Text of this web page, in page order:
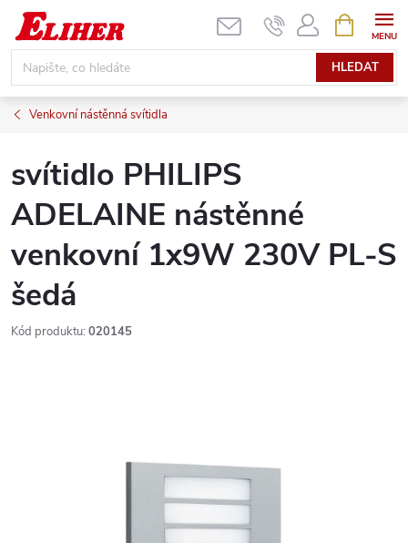
Přejít
obsah
HLEDAT
NÁKUPNÍ
KOŠÍK
Venkovní nástěnná svítidla
svítidlo PHILIPS
ADELAINE nástěnné
venkovní 1x9W 230V PL-S
šedá
Kód produktu: 020145